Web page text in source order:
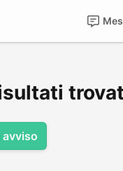
avviso